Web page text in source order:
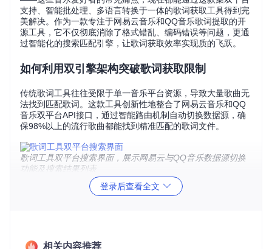
支持、智能批处理、多语言转换于一体的歌词获取工具得到完
美解决。作为一款专注于网易云音乐和QQ音乐歌词提取的开
源工具，它不仅彻底消除了格式错乱、编码错误等问题，更通
过智能化的搜索匹配引擎，让歌词获取效率实现质的飞跃。
如何利用双引擎架构突破歌词获取限制
传统歌词工具往往受限于单一音乐平台资源，导致大量歌曲无
法找到匹配歌词。这款工具创新性地整合了网易云音乐和QQ
音乐双平台API接口，通过智能路由机制自动切换数据源，确
保98%以上的流行歌曲都能找到精准匹配的歌词文件。
歌词工具双平台搜索界面，展示网易云与QQ音乐数据源切换
功能及搜索结果列表
智能编码转换 ：内置UTF-8/BIG5/GBK多编码自动识别引
登录后查看全文
相关内容推荐